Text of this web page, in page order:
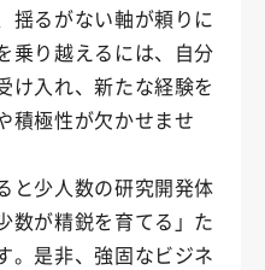
揺るがない軸が頼りに
乗り越えるには、自分
け入れ、新たな経験を
積極性が欠かせませ
と少人数の研究開発体
数が精鋭を育てる」た
。是非、強固なビジネ